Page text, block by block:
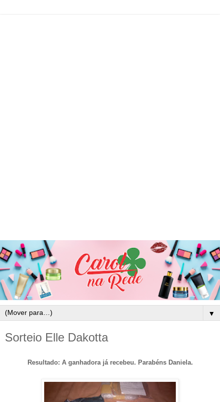
▼
Sorteio Elle Dakotta
Resultado: A ganhadora já recebeu. Parabéns Daniela.